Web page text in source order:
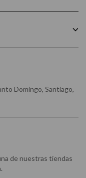
Domingo, Santiago,
de nuestras tiendas